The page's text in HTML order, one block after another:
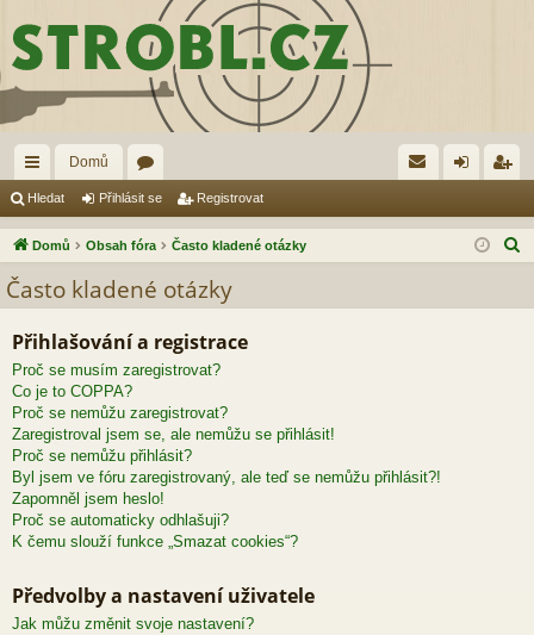
yc
hl
od
ka
zy
Domů
ór
a lá
se
ist
va
Hledat Přihlásit se Registrovat
Domů Obsah fóra Často kladené otázky
Často kladené otázky
Přihlašování a registrace
Proč se musím zaregistrovat?
Co je to COPPA?
Proč se nemůžu zaregistrovat?
Zaregistroval jsem se, ale nemůžu se přihlásit!
Proč se nemůžu přihlásit?
Byl jsem ve fóru zaregistrovaný, ale teď se nemůžu přihlásit?!
Zapomněl jsem heslo!
Proč se automaticky odhlašuji?
K čemu slouží funkce „Smazat cookies“?
Předvolby a nastavení uživatele
Jak můžu změnit svoje nastavení?